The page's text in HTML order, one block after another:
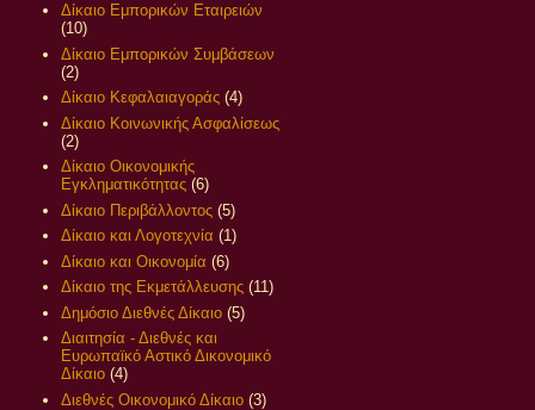
Δίκαιο Εμπορικών Εταιρειών
(10)
Δίκαιο Εμπορικών Συμβάσεων
(2)
Δίκαιο Κεφαλαιαγοράς (4)
Δίκαιο Κοινωνικής Ασφαλίσεως
(2)
Δίκαιο Οικονομικής
Εγκληματικότητας (6)
Δίκαιο Περιβάλλοντος (5)
Δίκαιο και Λογοτεχνία (1)
Δίκαιο και Οικονομία (6)
Δίκαιο της Εκμετάλλευσης (11)
Δημόσιο Διεθνές Δίκαιο (5)
Διαιτησία - Διεθνές και
Ευρωπαϊκό Αστικό Δικονομικό
Δίκαιο (4)
Διεθνές Οικονομικό Δίκαιο (3)